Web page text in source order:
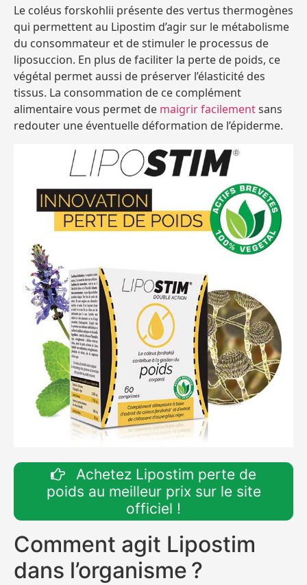
Le coléus forskohlii présente des vertus thermogènes
qui permettent au Lipostim d’agir sur le métabolisme
du consommateur et de stimuler le processus de
liposuccion. En plus de faciliter la perte de poids, ce
végétal permet aussi de préserver l’élasticité des
tissus. La consommation de ce complément
alimentaire vous permet de maigrir facilementsans
redouter une éventuelle déformation de l’épiderme.
Achetez Lipostim perte de
poids au meilleur prix sur le site
officiel !
Comment agit Lipostim
dans l’organisme ?